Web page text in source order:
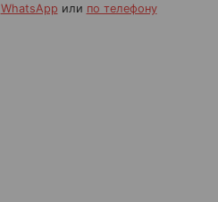
WhatsApp или по телефону